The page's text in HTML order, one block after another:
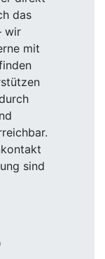
das
wir
mit
sind